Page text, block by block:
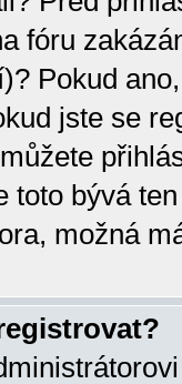
fóru
Pokud
jste se
toto bývá
možná